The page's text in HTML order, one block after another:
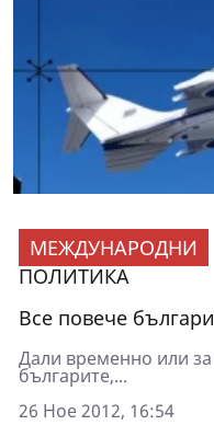
МЕЖДУНАРОДНИ
ПОЛИТИКА
Все повече
Дали временно или
българите,...
26 Ное 2012, 16:54